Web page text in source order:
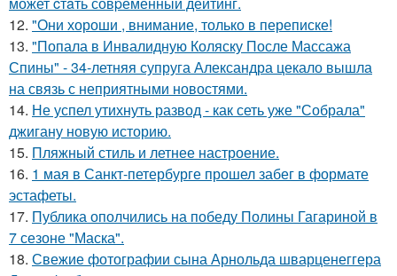
12. "Они хороши , внимание, только в переписке!
13. "Попала в Инвалидную Коляску После Массажа
Спины" - 34-летняя супруга Александра цекало вышла
на связь с неприятными новостями.
14. Не успел утихнуть развод - как сеть уже "Собрала"
джигану новую историю.
15. Пляжный стиль и летнее настроение.
16. 1 мая в Санкт-петербурге прошел забег в формате
эстафеты.
17. Публика ополчились на победу Полины Гагариной в
7 сезоне "Маска".
18. Свежие фотографии сына Арнольда шварценеггера